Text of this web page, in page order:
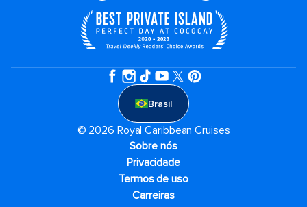
Brasil
© 2026 Royal Caribbean Cruises
Sobre nós
Privacidade
Termos de uso
Carreiras